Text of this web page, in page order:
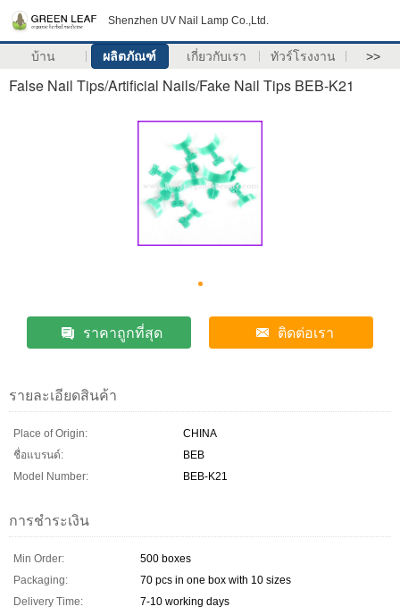
Shenzhen UV Nail Lamp Co.,Ltd.
บ้าน ผลิตภัณฑ์ เกี่ยวกับเรา ทัวร์โรงงาน >>
False Nail Tips/Artificial Nails/Fake Nail Tips BEB-K21
ราคาถูกที่สุด ติดต่อเรา
รายละเอียดสินค้า
Place of Origin:
CHINA
ชื่อแบรนด์:
BEB
Model Number:
BEB-K21
การชำระเงิน
Min Order:
500 boxes
Packaging:
70 pcs in one box with 10 sizes
Delivery Time:
7-10 working days